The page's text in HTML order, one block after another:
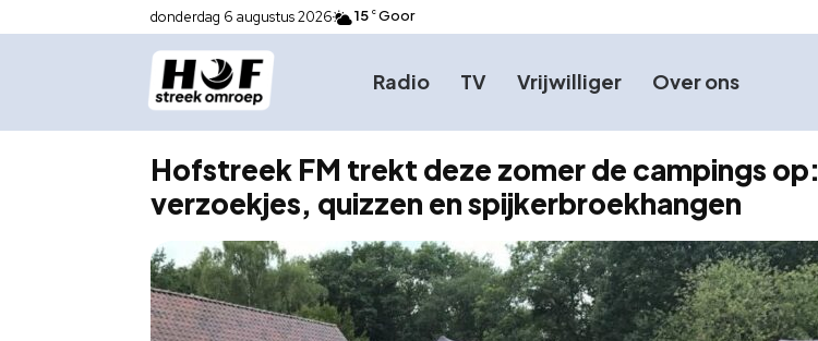
donderdag 6 augustus 2026 15 C Goor
Radio TV Vrijwilliger Over ons
Hofstreek FM trekt deze zomer de campings op:
verzoekjes, quizzen en spijkerbroekhangen